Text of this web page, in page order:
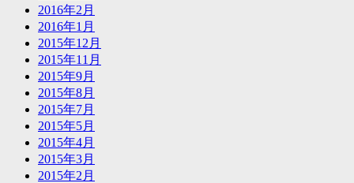
2016年2月
2016年1月
2015年12月
2015年11月
2015年9月
2015年8月
2015年7月
2015年5月
2015年4月
2015年3月
2015年2月